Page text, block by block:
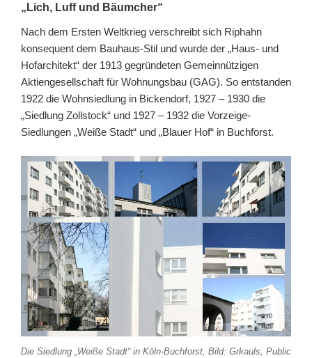
„Lich, Luff und Bäumcher“
Nach dem Ersten Welt­krieg verschreibt sich Riphahn
konsequent dem Bauhaus-Stil und wurde der „Haus- und
Hofarchitekt“ der 1913 gegründeten Gemeinnützigen
Aktiengesellschaft für Wohnungsbau (GAG). So entstanden
1922 die Wohnsiedlung in Bickendorf, 1927 – 1930 die
„Siedlung Zollstock“ und 1927 – 1932 die Vorzeige-
Siedlungen „Weiße Stadt“ und „Blauer Hof“ in Buchforst.
Die Siedlung „Weiße Stadt“ in Köln-Buchforst, Bild: Grkauls, Public